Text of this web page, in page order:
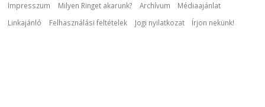
Impresszum Milyen Ringet akarunk? Archívum
Médiaajánlat
Linkajánló
Felhasználási feltételek Jogi nyilatkozat Írjon nekünk!